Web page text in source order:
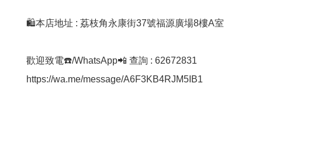
🛍️本店地址 : 荔枝角永康街37號福源廣場8樓A室
歡迎致電☎️/WhatsApp📲 查詢 : 62672831
https://wa.me/message/A6F3KB4RJM5IB1